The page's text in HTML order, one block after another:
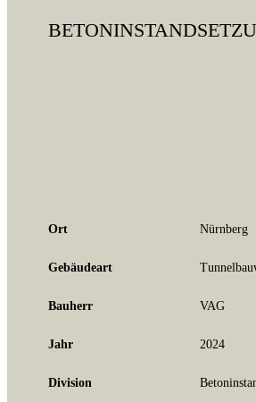
Ort Nürnberg
Gebäudeart
Bauherr VAG
Jahr 2024
Division